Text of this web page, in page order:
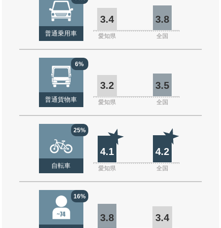
普通乗用車
3.4 3.8
愛知県 全国
6%
普通貨物車
3.2 3.5
愛知県 全国
25%
自転車
4.1 4.2
愛知県 全国
16%
3.8 3.4